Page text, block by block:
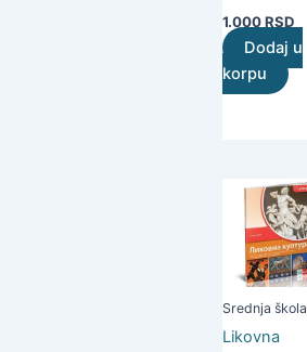
1.000RSD
Dodaj u
korpu
Srednja škola
Likovna